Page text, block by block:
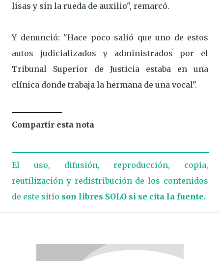
lisas y sin la rueda de auxilio", remarcó.
Y denunció: "Hace poco salió que uno de estos
autos judicializados y administrados por el
Tribunal Superior de Justicia estaba en una
clínica donde trabaja la hermana de una vocal".
Compartir esta nota
El uso, difusión, reproducción, copia,
reutilización y redistribución de los contenidos
de este sitio son libres SOLO si se cita la fuente.